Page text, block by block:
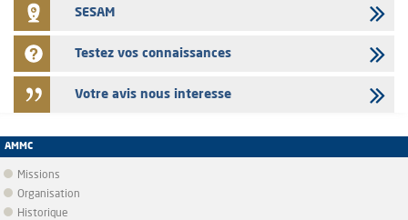
SESAM
Testez vos connaissances
Votre avis nous interesse
AMMC
Missions
Organisation
Historique